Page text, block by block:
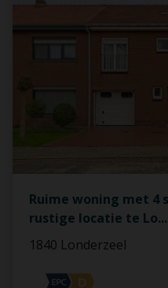
Ruime woning met 4
rustige locatie te Lo...
1840 Londerzeel